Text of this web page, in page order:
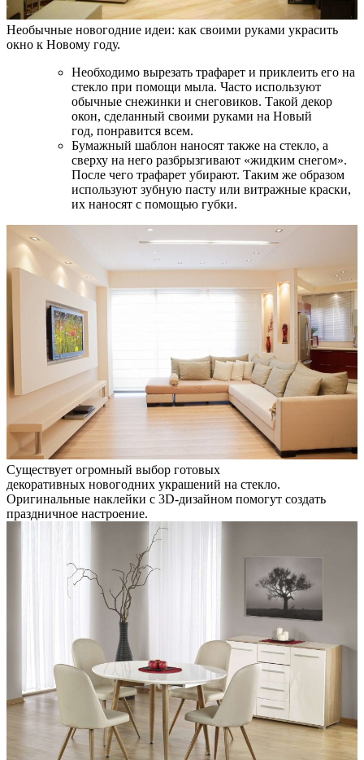
Необычные новогодние идеи: как своими руками украсить
окно к Новому году.
Необходимо вырезать трафарет и приклеить его на
стекло при помощи мыла. Часто используют
обычные снежинки и снеговиков. Такой декор
окон, сделанный своими руками на Новый
год, понравится всем.
Бумажный шаблон наносят также на стекло, а
сверху на него разбрызгивают «жидким снегом».
После чего трафарет убирают. Таким же образом
используют зубную пасту или витражные краски,
их наносят с помощью губки.
Существует огромный выбор готовых
декоративных новогодних украшений на стекло.
Оригинальные наклейки с 3D-дизайном помогут создать
праздничное настроение.